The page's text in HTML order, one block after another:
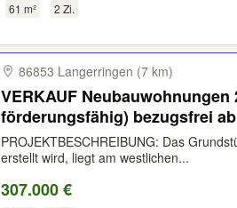
61 m² 2 Zi.
86853 Langerringen (7 km)
VERKAUF Neubauwohnungen
förderungsfähig) bezugsfrei
PROJEKTBESCHREIBUNG: Das
erstellt wird, liegt am westlichen...
307.000 €